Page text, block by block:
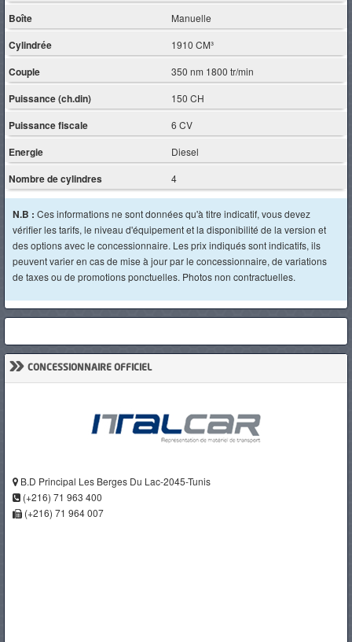
Boîte Manuelle
Cylindrée 1910 CM³
Couple 350 nm 1800 tr/min
Puissance (ch.din) 150 CH
Puissance fiscale 6 CV
Energie Diesel
Nombre de cylindres 4
N.B : Ces informations ne sont données qu'à titre indicatif, vous devez
vérifier les tarifs, le niveau d'équipement et la disponibilité de la version et
des options avec le concessionnaire. Les prix indiqués sont indicatifs, ils
peuvent varier en cas de mise à jour par le concessionnaire, de variations
de taxes ou de promotions ponctuelles. Photos non contractuelles.
» CONCESSIONNAIRE OFFICIEL
B.D Principal Les Berges Du Lac-2045-Tunis
(+216) 71 963 400
(+216) 71 964 007